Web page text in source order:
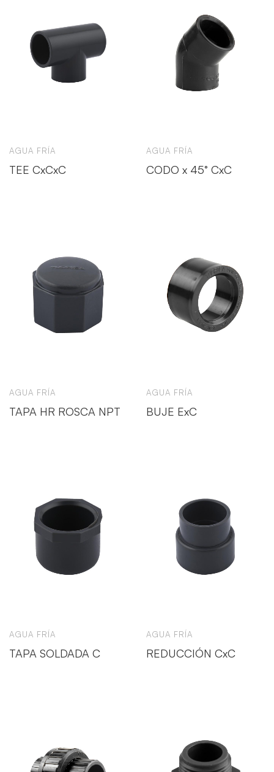
AGUA FRÍA
TEE CxCxC
AGUA FRÍA
CODO x 45° CxC
AGUA FRÍA
TAPA HR ROSCA NPT
AGUA FRÍA
BUJE ExC
AGUA FRÍA
TAPA SOLDADA C
AGUA FRÍA
REDUCCIÓN CxC